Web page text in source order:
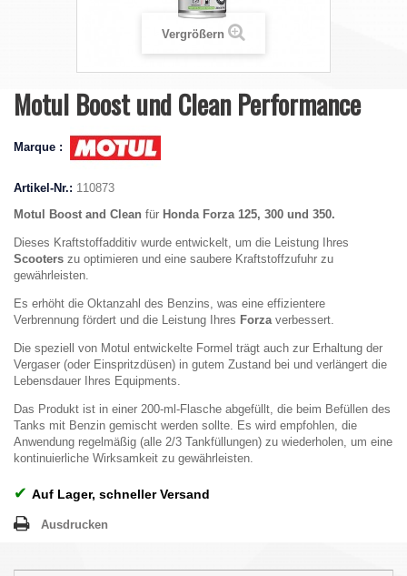
Vergrößern
Motul Boost und Clean Performance
Marque :
Artikel-Nr.: 110873
Motul Boost and Clean für Honda Forza 125, 300 und 350.
Dieses Kraftstoffadditiv wurde entwickelt, um die Leistung Ihres
Scooters zu optimieren und eine saubere Kraftstoffzufuhr zu
gewährleisten.
Es erhöht die Oktanzahl des Benzins, was eine effizientere
Verbrennung fördert und die Leistung Ihres Forzaverbessert.
Die speziell von Motul entwickelte Formel trägt auch zur Erhaltung der
Vergaser (oder Einspritzdüsen) in gutem Zustand bei und verlängert die
Lebensdauer Ihres Equipments.
Das Produkt ist in einer 200-ml-Flasche abgefüllt, die beim Befüllen des
Tanks mit Benzin gemischt werden sollte. Es wird empfohlen, die
Anwendung regelmäßig (alle 2/3 Tankfüllungen) zu wiederholen, um eine
kontinuierliche Wirksamkeit zu gewährleisten.
✔ Auf Lager, schneller Versand
Ausdrucken